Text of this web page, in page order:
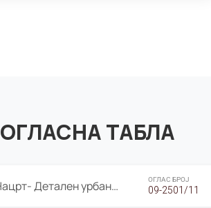
ОГЛАСНА ТАБЛА
ЈАВНА ПРЕЗЕНТАЦИЈА И ЈАВНА АНКЕТА по Нацрт- Детален урбанистички план Градска четврт Ј 05- Барутана, Општина Центар- Скопје, плански период 2025-2030 ОГЛАС БРОЈ
09-2501/11